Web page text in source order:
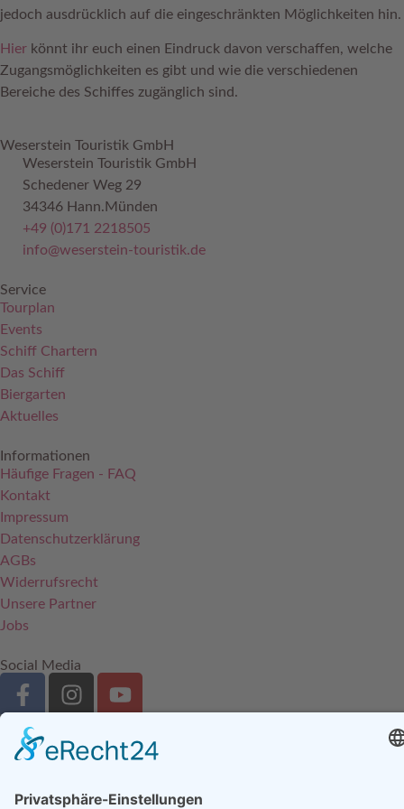
jedoch ausdrücklich auf die eingeschränkten Möglichkeiten hin.
Hier könnt ihr euch einen Eindruck davon verschaffen, welche
Zugangsmöglichkeiten es gibt und wie die verschiedenen
Bereiche des Schiffes zugänglich sind.
Weserstein Touristik GmbH
Weserstein Touristik GmbH
Schedener Weg 29
34346 Hann.Münden
+49 (0)171 2218505
info@weserstein-touristik.de
Service
Tourplan
Events
Schiff Chartern
Das Schiff
Biergarten
Aktuelles
Informationen
Häufige Fragen - FAQ
Kontakt
Impressum
Datenschutzerklärung
AGBs
Widerrufsrecht
Unsere Partner
Jobs
Social Media
Förderhinweis:
Unsere Partner: